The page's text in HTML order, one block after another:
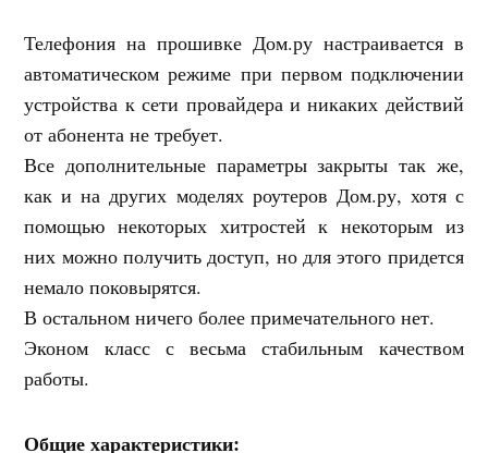
Телефония на прошивке Дом.ру настраивается в
автоматическом режиме при первом подключении
устройства к сети провайдера и никаких действий
от абонента не требует.
Все дополнительные параметры закрыты так же,
как и на других моделях роутеров Дом.ру, хотя с
помощью некоторых хитростей к некоторым из
них можно получить доступ, но для этого придется
немало поковырятся.
В остальном ничего более примечательного нет.
Эконом класс с весьма стабильным качеством
работы.
Общие характеристики: